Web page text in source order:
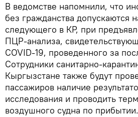
В ведомстве напомнили, что
без гражданства допускаются
следующего в КР, при
ПЦР-анализа,
COVID-19, проведенного за
Сотрудники санитарно-
Кыргызстане также будут
пассажиров наличие
исследования и проводить
воздушного судна по прибытии.